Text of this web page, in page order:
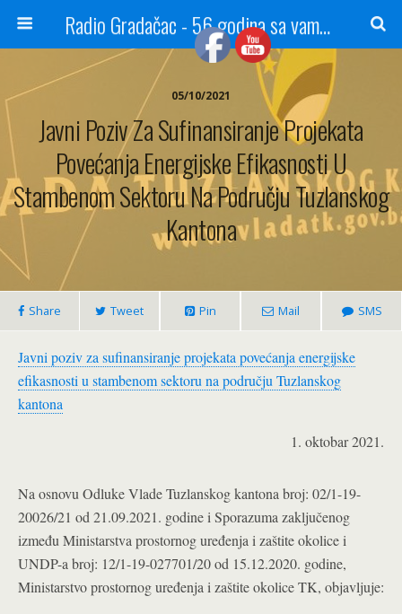
Radio Gradačac - 56 godina sa vama...
05/10/2021
Javni Poziv Za Sufinansiranje Projekata
Povećanja Energijske Efikasnosti U
Stambenom Sektoru Na Području Tuzlanskog
Kantona
Share Tweet Pin Mail SMS
Javni poziv za sufinansiranje projekata povećanja energijske
efikasnosti u stambenom sektoru na području Tuzlanskog
kantona
1. oktobar 2021.
Na osnovu Odluke Vlade Tuzlanskog kantona broj: 02/1-19-
20026/21 od 21.09.2021. godine i Sporazuma zaključenog
između Ministarstva prostornog uređenja i zaštite okolice i
UNDP-a broj: 12/1-19-027701/20 od 15.12.2020. godine,
Ministarstvo prostornog uređenja i zaštite okolice TK, objavljuje: